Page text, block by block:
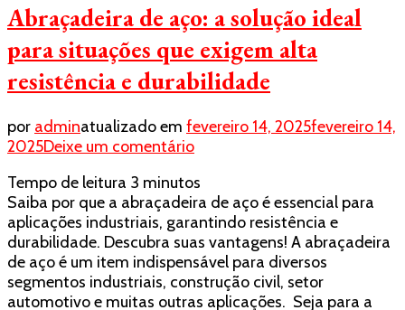
Abraçadeira de aço: a solução ideal
para situações que exigem alta
resistência e durabilidade
por adminatualizado em fevereiro 14, 2025fevereiro 14,
2025Deixe um comentárioem
de
aço:
a
solução
ideal
para
situações
Tempo de leitura 3 minutos
Saiba por que a abraçadeira de aço é essencial para
aplicações industriais, garantindo resistência e
durabilidade. Descubra suas vantagens! A abraçadeira
de aço é um item indispensável para diversos
segmentos industriais, construção civil, setor
automotivo e muitas outras aplicações. Seja para a